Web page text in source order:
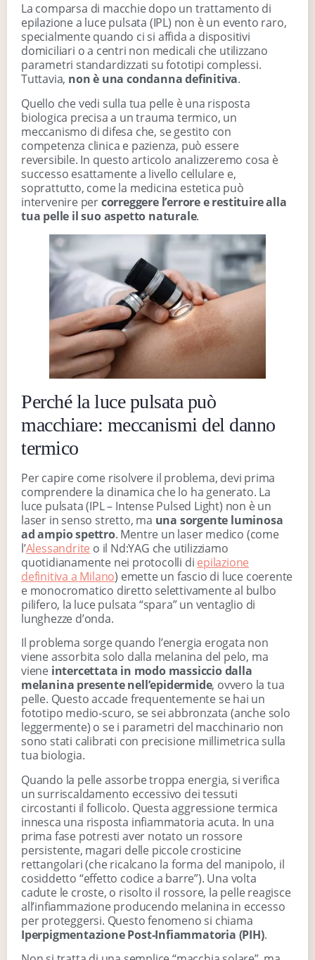
La comparsa di macchie dopo un trattamento di
epilazione a luce pulsata (IPL) non è un evento raro,
specialmente quando ci si affida a dispositivi
domiciliari o a centri non medicali che utilizzano
parametri standardizzati su fototipi complessi.
Tuttavia, non è una condanna definitiva.
Quello che vedi sulla tua pelle è una risposta
biologica precisa a un trauma termico, un
meccanismo di difesa che, se gestito con
competenza clinica e pazienza, può essere
reversibile. In questo articolo analizzeremo cosa è
successo esattamente a livello cellulare e,
soprattutto, come la medicina estetica può
intervenire percorreggere l’errore e restituire alla
tua pelle il suo aspetto naturale.
Perché la luce pulsata può
macchiare: meccanismi del danno
termico
Per capire come risolvere il problema, devi prima
comprendere la dinamica che lo ha generato. La
luce pulsata (IPL – Intense Pulsed Light) non è un
laser in senso stretto, ma una sorgente luminosa
ad ampio spettro. Mentre un laser medico (come
l’Alessandrite o il Nd:YAG che utilizziamo
quotidianamente nei protocolli di epilazione
definitiva a Milano) emette un fascio di luce coerente
e monocromatico diretto selettivamente al bulbo
pilifero, la luce pulsata “spara” un ventaglio di
lunghezze d’onda.
Il problema sorge quando l’energia erogata non
viene assorbita solo dalla melanina del pelo, ma
viene intercettata in modo massiccio dalla
melanina presente nell’epidermide, ovvero la tua
pelle. Questo accade frequentemente se hai un
fototipo medio-scuro, se sei abbronzata (anche solo
leggermente) o se i parametri del macchinario non
sono stati calibrati con precisione millimetrica sulla
tua biologia.
Quando la pelle assorbe troppa energia, si verifica
un surriscaldamento eccessivo dei tessuti
circostanti il follicolo. Questa aggressione termica
innesca una risposta infiammatoria acuta. In una
prima fase potresti aver notato un rossore
persistente, magari delle piccole crosticine
rettangolari (che ricalcano la forma del manipolo, il
cosiddetto “effetto codice a barre”). Una volta
cadute le croste, o risolto il rossore, la pelle reagisce
all’infiammazione producendo melanina in eccesso
per proteggersi. Questo fenomeno si chiama
Iperpigmentazione Post-Infiammatoria (PIH).